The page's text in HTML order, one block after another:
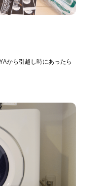
から引越し時にあったら